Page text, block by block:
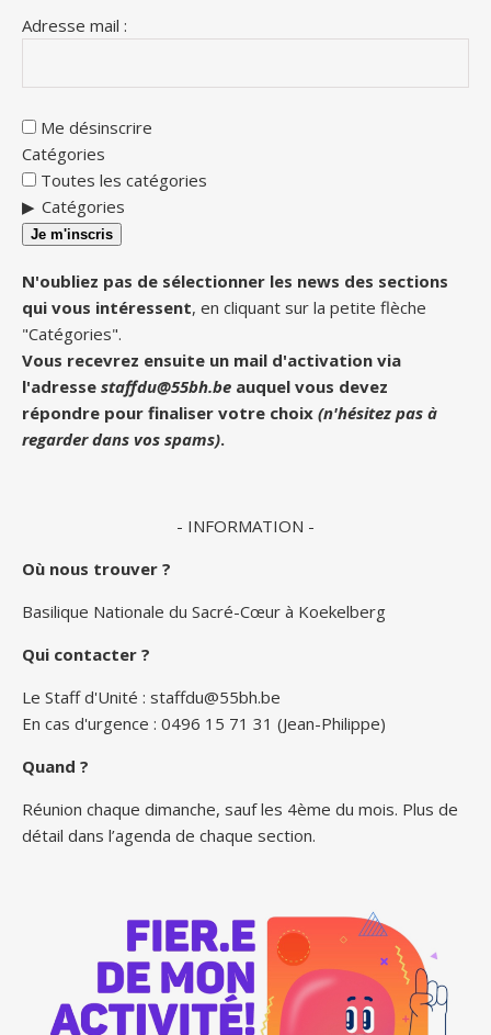
Adresse mail :
Me désinscrire
Catégories
Toutes les catégories
Catégories
Je m'inscris
N'oubliez pas de sélectionner les news des sections
qui vous intéressent, en cliquant sur la petite flèche
"Catégories".
Vous recevrez ensuite un mail d'activation via
l'adresse staffdu@55bh.be auquel vous devez
répondre pour finaliser votre choix (n'hésitez pas à
regarder dans vos spams).
- INFORMATION -
Où nous trouver ?
Basilique Nationale du Sacré-Cœur à Koekelberg
Qui contacter ?
Le Staff d'Unité : staffdu@55bh.be
En cas d'urgence : 0496 15 71 31 (Jean-Philippe)
Quand ?
Réunion chaque dimanche, sauf les 4ème du mois. Plus de
détail dans l’agenda de chaque section.